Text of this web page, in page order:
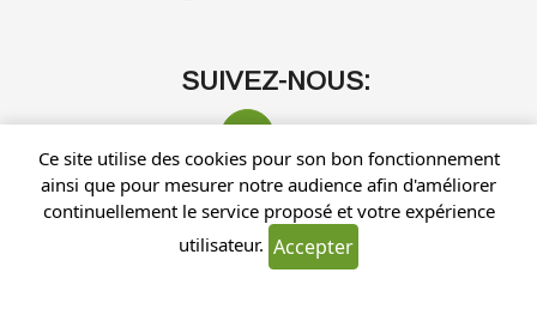
SUIVEZ-NOUS:
Recherches fréquentes
Ce site utilise des cookies pour son bon fonctionnement
ainsi que pour mesurer notre audience afin d'améliorer
continuellement le service proposé et votre expérience
utilisateur. Accepter